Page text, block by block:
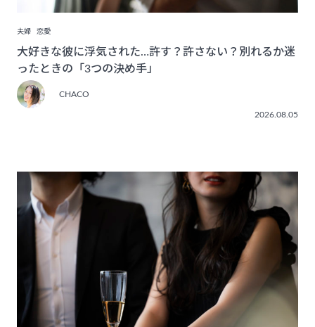
夫婦 恋愛
大好きな彼に浮気された…許す？許さない？別れるか迷
ったときの「3つの決め手」
CHACO
2026.08.05